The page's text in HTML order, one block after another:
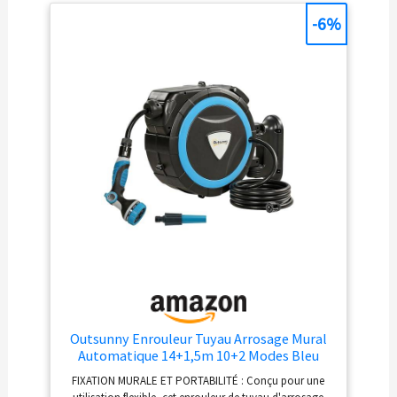
démonté pour un
rangement à l'abri du
gel Verrouillage à
n'importe quelle
longueur : Verrouillez le
tuyau à n'importe
quelle longueur pour un
arrosage facile des
000 tests d'étirement,
garantissant une
utilisation fluide et
durable sans
vieillissement
Outsunny Enrouleur Tuyau Arrosage Mural
Automatique 14+1,5m 10+2 Modes Bleu
FIXATION MURALE ET PORTABILITÉ : Conçu pour une
-6%